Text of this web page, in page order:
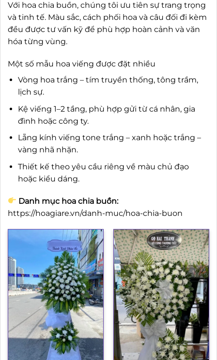
Với hoa chia buồn, chúng tôi ưu tiên sự trang trọng
và tinh tế. Màu sắc, cách phối hoa và câu đối đi kèm
đều được tư vấn kỹ để phù hợp hoàn cảnh và văn
hóa từng vùng.
Một số mẫu hoa viếng được đặt nhiều
Vòng hoa trắng – tím truyền thống, tông trầm,
lịch sự.
Kệ viếng 1–2 tầng, phù hợp gửi từ cá nhân, gia
đình hoặc công ty.
Lẵng kính viếng tone trắng – xanh hoặc trắng –
vàng nhã nhặn.
Thiết kế theo yêu cầu riêng về màu chủ đạo
hoặc kiểu dáng.
Danh mục hoa chia buồn:
https://hoagiare.vn/danh-muc/hoa-chia-buon